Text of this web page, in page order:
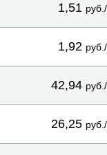
1,51
1,92
42,94
26,25